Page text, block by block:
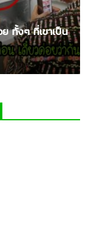
ทั้งๆ ที่เขาเป็น